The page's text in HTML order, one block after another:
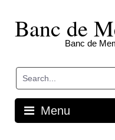
contentBanc de
Banc de
Menu